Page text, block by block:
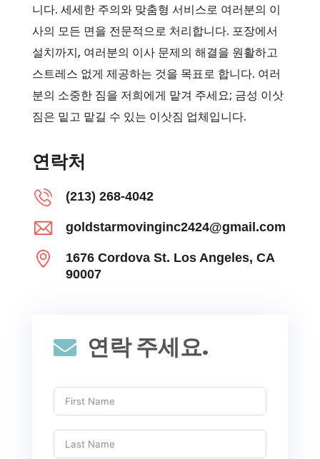
 연락 주세요.
니다. 세세한 주의와 맞춤형 서비스로 여러분의 이
사의 모든 면을 전문적으로 처리합니다. 포장에서
설치까지, 여러분의 이사 문제의 해결을 원활하고
스트레스 없게 제공하는 것을 목표로 합니다. 여러
분의 소중한 짐을 저희에게 맡겨 주세요; 금성 이삿
짐은 밑고 맡길 수 있는 이삿짐 업체입니다.
연락처
(213) 268-4042
goldstarmovinginc2424@gmail.com
1676 Cordova St. Los Angeles, CA
90007